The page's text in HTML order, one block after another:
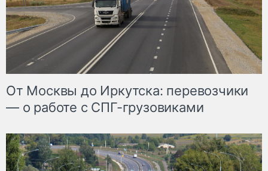
От Москвы до Иркутска: перевозчики
— о работе с СПГ-грузовиками